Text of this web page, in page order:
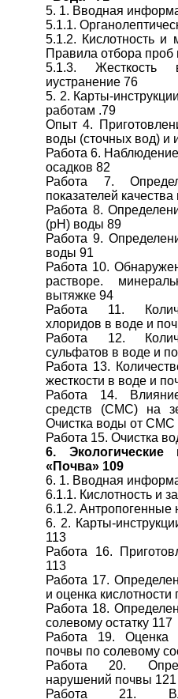
5. 1. Вводная
5.1.1.
5.1.2. Кислотность и
Правила отбора проб
5.1.3. Жесткость
иустранение 76
5. 2. Карты-
работам .79
Опыт 4.
воды (сточных вод) и
Работа 6.
осадков 82
Работа 7.
показателей
Работа 8.
(рН) воды 89
Работа 9.
воды 91
Работа 10.
растворе.
вытяжке 94
Работа 11.
хлоридов в воде и
Работа 12.
сульфатов в воде и
Работа 13.
жесткости в воде и
Работа 14.
средств (CMC) на
Очистка воды от CMC
Работа 15. Очистка
6.
«Почва» 109
6. 1. Вводная
6.1.1. Кислотность и
6.1.2.
6. 2. Карты-
113
Работа 16.
113
Работа 17.
и оценка
Работа 18.
солевому остатку 117
Работа 19. Оценка
почвы по солевому
Работа 20.
нарушений почвы 121
Работа 21.